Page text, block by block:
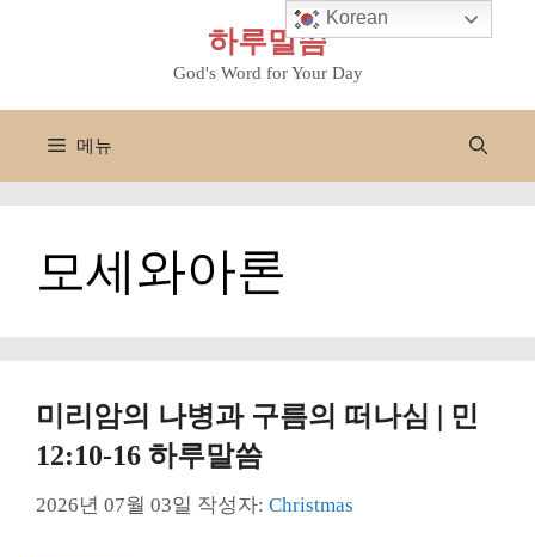
하루말씀
God's Word for Your Day
메뉴
모세와아론
미리암의 나병과 구름의 떠나심 | 민
12:10-16 하루말씀
2026년 07월 03일 작성자: Christmas
Korean